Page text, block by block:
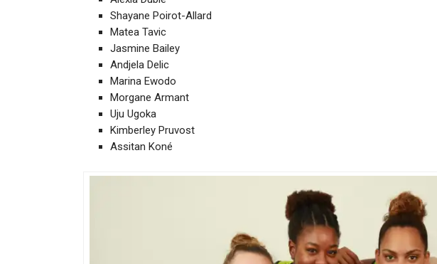
Shayane Poirot-Allard
Matea Tavic
Jasmine Bailey
Andjela Delic
Marina Ewodo
Morgane Armant
Uju Ugoka
Kimberley Pruvost
Assitan Koné